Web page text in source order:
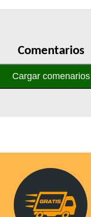
Comentarios
Cargar comenarios